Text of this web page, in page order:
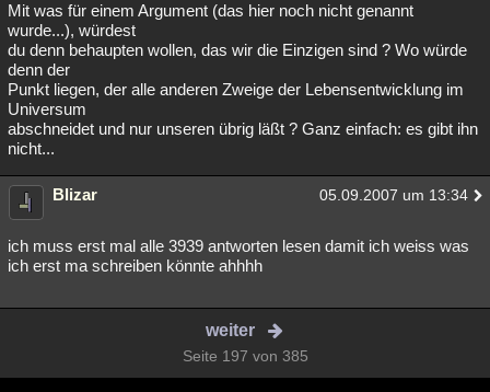
Mit was für einem Argument (das hier noch nicht genannt
wurde...), würdest
du denn behaupten wollen, das wir die Einzigen sind ? Wo würde
denn der
Punkt liegen, der alle anderen Zweige der Lebensentwicklung im
Universum
abschneidet und nur unseren übrig läßt ? Ganz einfach: es gibt ihn
nicht...
Blizar 05.09.2007 um 13:34
ich muss erst mal alle 3939 antworten lesen damit ich weiss was
ich erst ma schreiben könnte ahhhh
weiter
Seite 197 von 385